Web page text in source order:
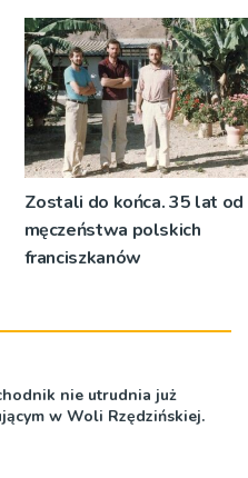
wozem, żeby mieć miejsce
do przebierania na akcję
Zostali do końca. 35 lat od
męczeństwa polskich
franciszkanów
nie utrudnia już
w Woli Rzędzińskiej.